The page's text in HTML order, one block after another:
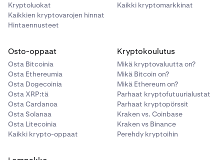
Kryptoluokat
Kaikkien kryptovarojen hinnat
Hintaennusteet
Kaikki kryptomarkkinat
Osto-oppaat
Osta Bitcoinia
Osta Ethereumia
Osta Dogecoinia
Osta XRP:tä
Osta Cardanoa
Osta Solanaa
Osta Litecoinia
Kaikki krypto-oppaat
Kryptokoulutus
Mikä kryptovaluutta on?
Mikä Bitcoin on?
Mikä Ethereum on?
Parhaat kryptofutuurialustat
Parhaat kryptopörssit
Kraken vs. Coinbase
Kraken vs Binance
Perehdy kryptoihin